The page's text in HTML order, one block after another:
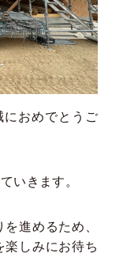
におめでとうご
いきます。
進めるため、
楽しみにお待ち